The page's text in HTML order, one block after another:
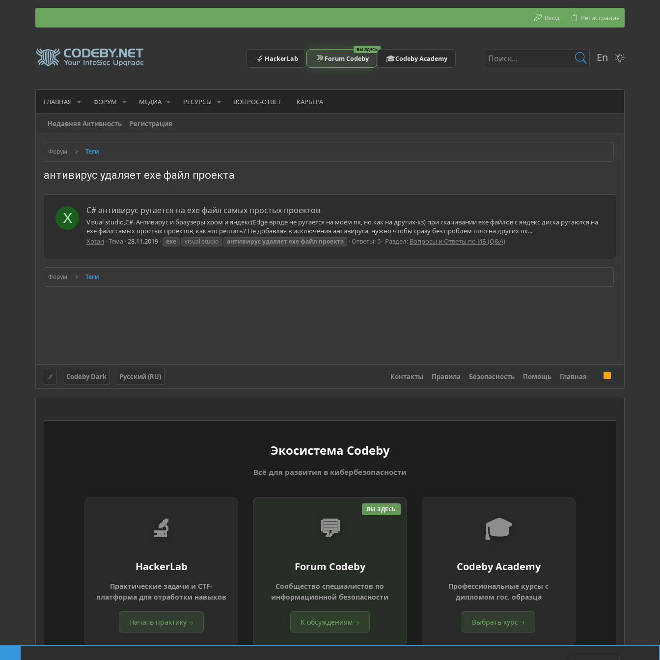
Вход Регистрация
🔬 HackerLab
ВЫ ЗДЕСЬ
💬 Forum Codeby 🎓Codeby Academy En
ГЛАВНАЯ ФОРУМ МЕДИА РЕСУРСЫ ВОПРОС-ОТВЕТ КАРЬЕРА
Недавняя Активность Регистрация
Форум Теги
антивирус удаляет exe файл проекта
X С# антивирус ругается на exe файл самых простых проектов
Visual studio,С#. Антивирус и браузеры хром и яндекс(Edge вроде не ругается на моём пк, но как на других-хз) при скачивании exe файлов с яндекс диска ругаются на
exe файл самых простых проектов, как это решить? Не добавляя в исключения антивируса, нужно чтобы сразу без проблем шло на других пк...
Xotari Тема 28.11.2019 exe visual studio антивирусудаляетexeфайл проекта Ответы: 5 Раздел: Вопросы и Ответы по ИБ (Q&A)
Форум Теги
Codeby Dark Русский (RU) Контакты Правила Безопасность Помощь Главная
S
Экосистема Codeby
Всё для развития в кибербезопасности
🔬
HackerLab
Практические задачи и CTF-
платформа для отработки навыков
Начать практику→
ВЫ ЗДЕСЬ
💬
Forum Codeby
Сообщество специалистов по
информационной безопасности
К обсуждениям→
🎓
Codeby Academy
Профессиональные курсы с
дипломом гос. образца
Выбрать курс→